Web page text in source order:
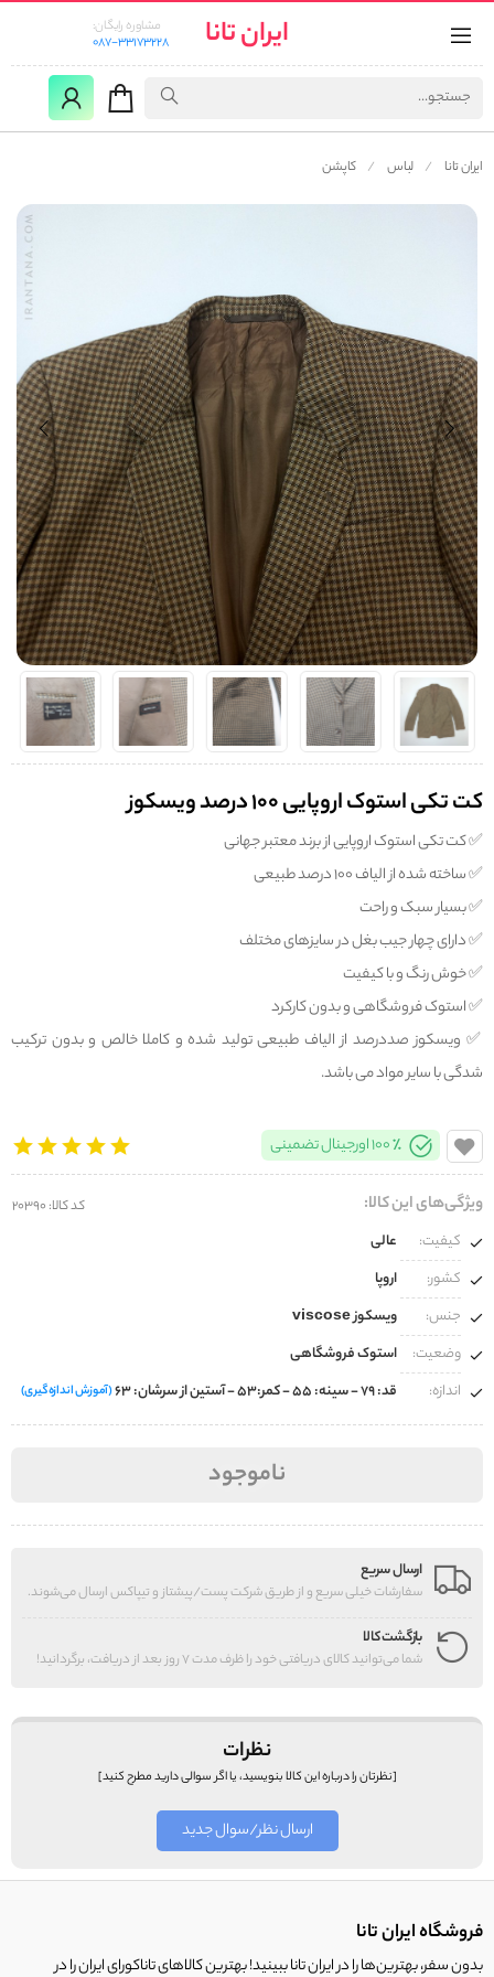
ایران تانا
مشاوره رایگان:
087-33173228
ایران تانا لباس کاپشن
کت تکی استوک اروپایی 100 درصد ویسکوز
✅️ کت تکی استوک اروپایی از برند معتبر جهانی
✅️ ساخته شده از الیاف 100 درصد طبیعی
✅️ بسیار سبک و راحت
✅️ دارای چهار جیب بغل در سایزهای مختلف
✅️ خوش رنگ و با کیفیت
✅️ استوک فروشگاهی و بدون کارکرد
✅️ ویسکوز صددرصد از الیاف طبیعی تولید شده و کاملا خالص و بدون ترکیب
شدگی با سایر مواد می باشد.
100% اورجینال تضمینی
ویژگی‌های این کالا: کد کالا: 20390
کیفیت:
عالی
کشور:
اروپا
جنس:
ویسکوز viscose
وضعیت:
استوک فروشگاهی
اندازه:
قد: 79 - سینه: 55 - کمر:53 - آستین از سرشان: 63 (آموزش اندازه‌گیری)
ناموجود
ارسال سریع
سفارشات خیلی سریع و از طریق شرکت پست/پیشتاز و تیپاکس ارسال می‌شوند.
بازگشت کالا
شما می‌توانید کالای دریافتی خود را ظرف مدت 7 روز بعد از دریافت، برگردانید!
نظرات
[نظرتان را درباره این کالا بنویسید، یا اگر سوالی دارید مطرح کنید]
ارسال نظر/سوال جدید
فروشگاه ایران تانا
بدون سفر، بهترین‌ها را در ایران تانا ببینید! بهترین کالاهای تاناکورای ایران را در